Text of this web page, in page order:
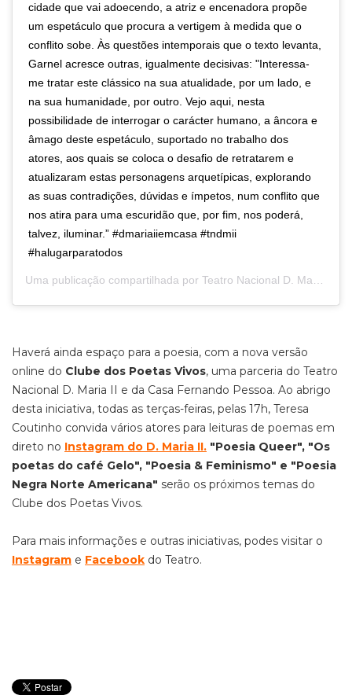
cidade que vai adoecendo, a atriz e encenadora propõe
um espetáculo que procura a vertigem à medida que o
conflito sobe. Às questões intemporais que o texto levanta,
Garnel acresce outras, igualmente decisivas: "Interessa-
me tratar este clássico na sua atualidade, por um lado, e
na sua humanidade, por outro. Vejo aqui, nesta
possibilidade de interrogar o carácter humano, a âncora e
âmago deste espetáculo, suportado no trabalho dos
atores, aos quais se coloca o desafio de retratarem e
atualizaram estas personagens arquetípicas, explorando
as suas contradições, dúvidas e ímpetos, num conflito que
nos atira para uma escuridão que, por fim, nos poderá,
talvez, iluminar.” #dmariaiiemcasa #tndmii
#halugarparatodos
Uma publicação compartilhada por Teatro Nacional D. Maria II
Haverá ainda espaço para a poesia, com a nova versão
online do Clube dos Poetas Vivos, uma parceria do Teatro
Nacional D. Maria II e da Casa Fernando Pessoa. Ao abrigo
desta iniciativa, todas as terças-feiras, pelas 17h, Teresa
Coutinho convida vários atores para leituras de poemas em
direto no Instagram do D. Maria II. "Poesia Queer", "Os
poetas do café Gelo", "Poesia & Feminismo" e "Poesia
Negra Norte Americana" serão os próximos temas do
Clube dos Poetas Vivos.
Para mais informações e outras iniciativas, podes visitar o
Instagram e Facebook do Teatro.